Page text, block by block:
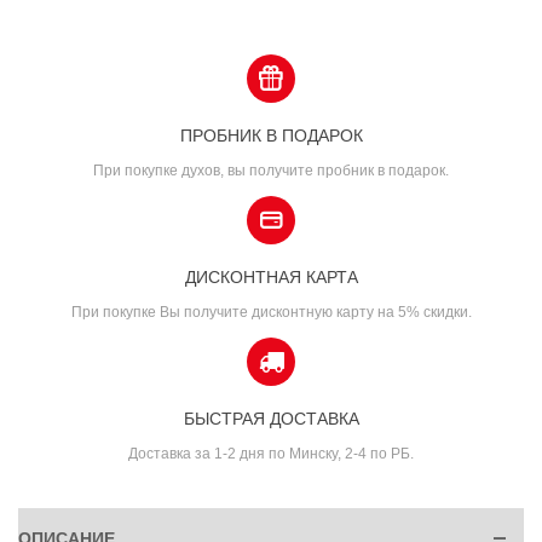
ПРОБНИК В ПОДАРОК
При покупке духов, вы получите пробник в подарок.
ДИСКОНТНАЯ КАРТА
При покупке Вы получите дисконтную карту на 5% скидки.
БЫСТРАЯ ДОСТАВКА
Доставка за 1-2 дня по Минску, 2-4 по РБ.